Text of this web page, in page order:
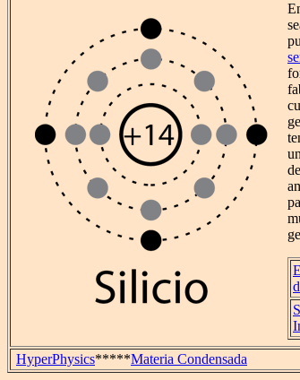
HyperPhysics*****Materia Condensada